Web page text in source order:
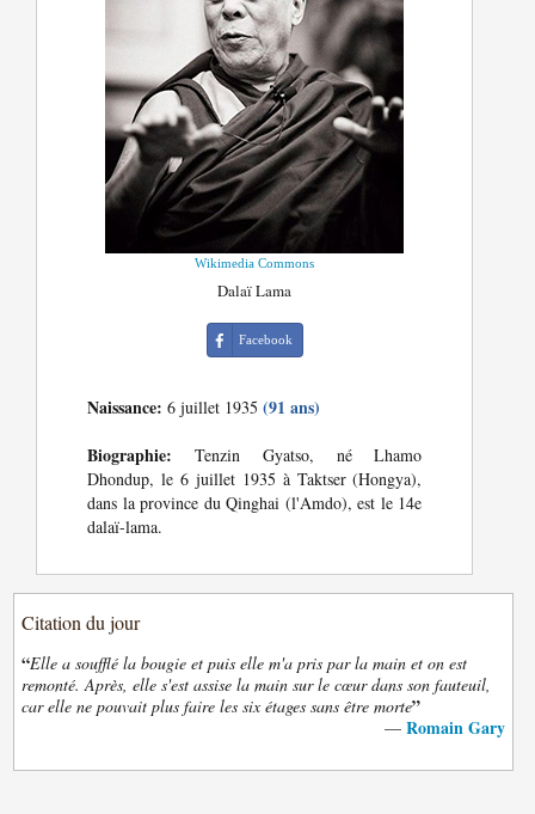
Wikimedia Commons
Dalaï Lama
Facebook
Naissance: 6 juillet 1935(91 ans)
Biographie: Tenzin Gyatso, né Lhamo
Dhondup, le 6 juillet 1935 à Taktser (Hongya),
dans la province du Qinghai (l'Amdo), est le 14e
dalaï-lama.
Citation du jour
“Elle a soufflé la bougie et puis elle m'a pris par la main et on est
remonté. Après, elle s'est assise la main sur le cœur dans son fauteuil,
car elle ne pouvait plus faire les six étages sans être morte”
— Romain Gary